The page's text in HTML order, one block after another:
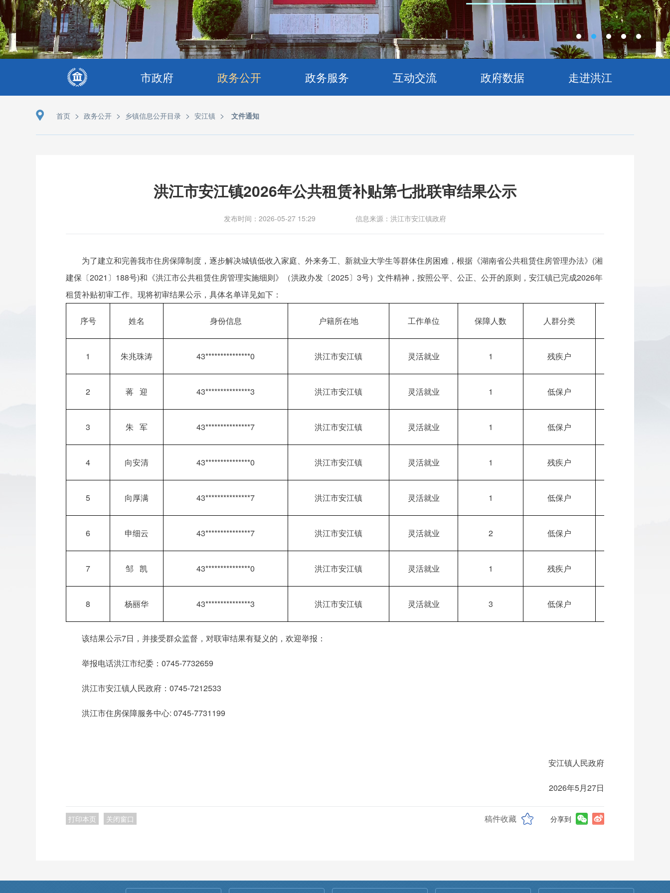
市政府 政务公开 政务服务 互动交流 政府数据 走进洪江
首页 > 政务公开 > 乡镇信息公开目录 > 安江镇 > 文件通知
洪江市安江镇2026年公共租赁补贴第七批联审结果公示
发布时间：2026-05-27 15:29 信息来源：洪江市安江镇政府
为了建立和完善我市住房保障制度，逐步解决城镇低收入家庭、外来务工、新就业大学生等群体住房困难，根据《湖南省公共租赁住房管理办法》(湘
建保〔2021〕188号)和《洪江市公共租赁住房管理实施细则》（洪政办发〔2025〕3号）文件精神，按照公平、公正、公开的原则，安江镇已完成2026年
租赁补贴初审工作。现将初审结果公示，具体名单详见如下：
序号 姓名 身份信息 户籍所在地 工作单位 保障人数 人群分类
1 朱兆珠涛 43***************0 洪江市安江镇 灵活就业 1 残疾户
2 蒋 迎 43***************3 洪江市安江镇 灵活就业 1 低保户
3 朱 军 43***************7 洪江市安江镇 灵活就业 1 低保户
4 向安清 43***************0 洪江市安江镇 灵活就业 1 残疾户
5 向厚满 43***************7 洪江市安江镇 灵活就业 1 低保户
6 申细云 43***************7 洪江市安江镇 灵活就业 2 低保户
7 邹 凯 43***************0 洪江市安江镇 灵活就业 1 残疾户
8 杨丽华 43***************3 洪江市安江镇 灵活就业 3 低保户
该结果公示7日，并接受群众监督，对联审结果有疑义的，欢迎举报：
举报电话洪江市纪委：0745-7732659
洪江市安江镇人民政府：0745-7212533
洪江市住房保障服务中心: 0745-7731199
安江镇人民政府
2026年5月27日
打印本页 关闭窗口 稿件收藏 分享到